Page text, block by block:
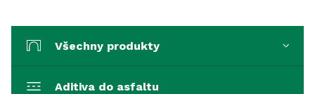
Všechny produkty
Aditiva do asfaltu